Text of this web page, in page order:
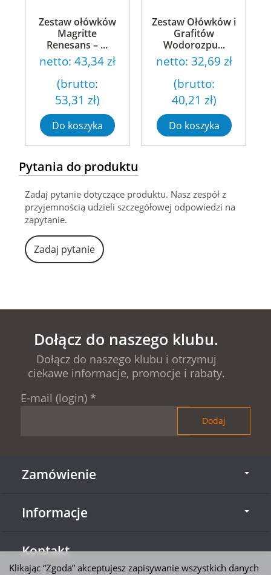
Zestaw ołówków
Magritte
Renesans – ...
netto: 43,34 zł
(brutto:
53,31 zł)
Do koszyka
Zestaw Ołówków i
Grafitów
Wodorozpu...
netto: 32,69 zł
(brutto:
40,21 zł)
Do koszyka
Pytania do produktu
Zadaj pytanie dotyczące produktu. Nasz zespół z
przyjemnością udzieli szczegółowej odpowiedzi na
zapytanie.
Zadaj pytanie
Dołącz do naszego klubu.
Dołącz do naszego klubu i otrzymuj
ciekawe informacje, promocje i rabaty.
E-mail (login) *
Zamówienie
Informacje
Kontakt
Klikając “Zgoda” akceptujesz zapisywanie wszystkich danych